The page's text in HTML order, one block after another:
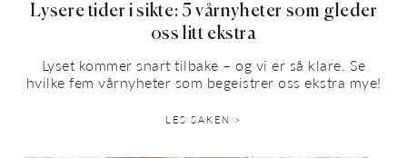
Lysere tider i sikte: 5 vårnyheter som gleder
oss litt ekstra
Lyset kommer snart tilbake – og vi er så klare. Se
hvilke fem vårnyheter som begeistrer oss ekstra mye!
LES SAKEN >